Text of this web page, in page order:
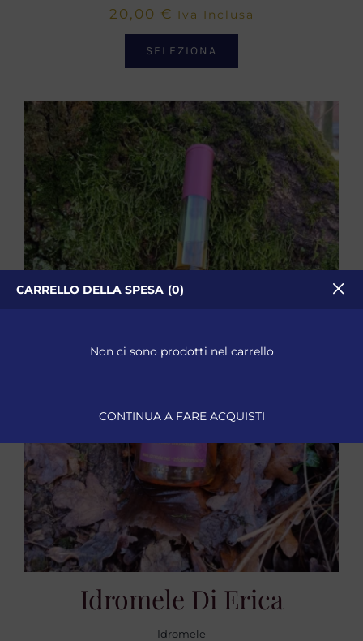
20,00 € Iva Inclusa
SELEZIONA
Idromele Di Erica
Idromele
CARRELLO DELLA SPESA 0
Non ci sono prodotti nel carrello
CONTINUA A FARE ACQUISTI